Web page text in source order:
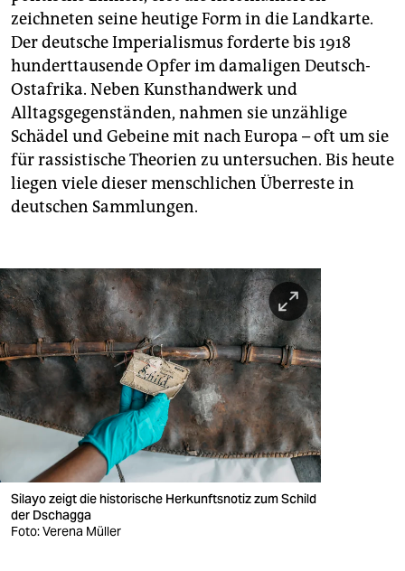
zeichneten seine heutige Form in die Landkarte.
Der deutsche Imperialismus forderte bis 1918
hunderttausende Opfer im damaligen Deutsch-
Ostafrika. Neben Kunsthandwerk und
Alltagsgegenständen, nahmen sie unzählige
Schädel und Gebeine mit nach Europa – oft um sie
für rassistische Theorien zu untersuchen. Bis heute
liegen viele dieser menschlichen Überreste in
deutschen Sammlungen.
Silayo zeigt die historische Herkunftsnotiz zum Schild
der Dschagga​
Foto: Verena Müller